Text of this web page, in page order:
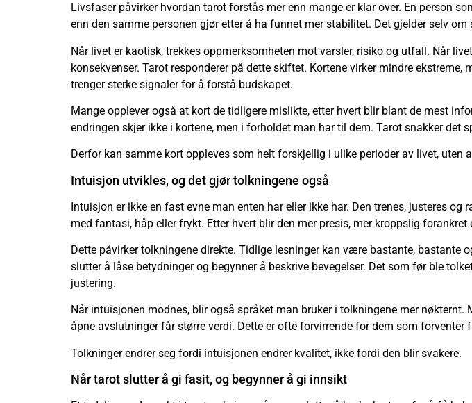
Livsfaser påvirker hvordan tarot forstås mer enn mange er klar over. En person
enn den samme personen gjør etter å ha funnet mer stabilitet. Det gjelder selv
Når livet er kaotisk, trekkes oppmerksomheten mot varsler, risiko og utfall. Når
konsekvenser. Tarot responderer på dette skiftet. Kortene virker mindre
trenger sterke signaler for å forstå budskapet.
Mange opplever også at kort de tidligere mislikte, etter hvert blir blant de mest
endringen skjer ikke i kortene, men i forholdet man har til dem. Tarot snakker det
Derfor kan samme kort oppleves som helt forskjellig i ulike perioder av livet, uten
Intuisjon utvikles, og det gjør tolkningene også
Intuisjon er ikke en fast evne man enten har eller ikke har. Den trenes, justeres
med fantasi, håp eller frykt. Etter hvert blir den mer presis, mer kroppslig
Dette påvirker tolkningene direkte. Tidlige lesninger kan være bastante, bastante
slutter å låse betydninger og begynner å beskrive bevegelser. Det som før ble
justering.
Når intuisjonen modnes, blir også språket man bruker i tolkningene mer
åpne avslutninger får større verdi. Dette er ofte forvirrende for dem som
Tolkninger endrer seg fordi intuisjonen endrer kvalitet, ikke fordi den blir svakere.
Når tarot slutter å gi fasit, og begynner å gi innsikt